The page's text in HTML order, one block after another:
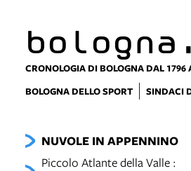
CRONOLOGIA DI BOLOGNA DAL 1796
BOLOGNA DELLO SPORT
SINDACI
NUVOLE IN APPENNINO
Piccolo Atlante della Valle :